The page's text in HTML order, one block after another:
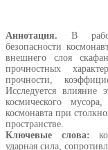
Аннотация. В
безопасности
внешнего слоя
прочностных
прочности,
Исследуется влияние
космического
космонавта при
пространстве.
Ключевые слова:
ударная сила,